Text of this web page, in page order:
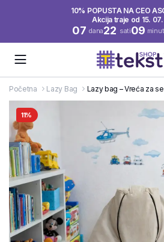
10% POPUSTA NA CEO
Akcija traje od 15.
07 dana22 sati09
Početna Lazy Bag Lazy bag – Vreća za
11%